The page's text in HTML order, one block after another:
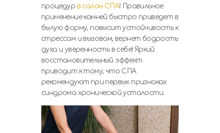
процедур в салон СПА! Правильное
применение камней быстро приведет в
былую форму, повысит устойчивость к
стрессам и вызовам, вернет бодрость
духа и уверенность в себе! Яркий
восстановительный эффект
приводит к тому, что СПА
рекомендуют при первых признаках
синдрома хронической усталости.